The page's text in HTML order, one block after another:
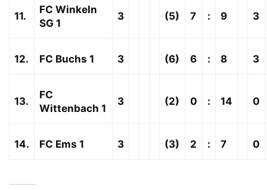
11.
FC Winkeln
SG 1
3 (5) 7 : 9 3
12. FC Buchs 1 3 (6) 6 : 8 3
13.
FC
Wittenbach 1
3 (2) 0 : 14 0
14. FC Ems 1 3 (3) 2 : 7 0